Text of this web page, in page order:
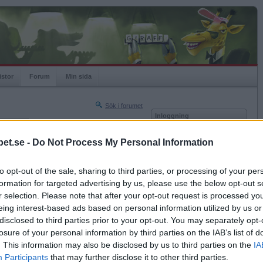
- Do Not Process My Personal Information
opt-out of the sale, sharing to third parties, or processing of your
for targeted advertising by us, please use the below opt-out
selection. Please note that after your opt-out request is processed
interest-based ads based on personal information utilized by us
to third parties prior to your opt-out. You may separately
of your personal information by third parties on the IAB’s list of
This information may also be disclosed by us to third parties on the
Participants that may further disclose it to other third parties.
Forum Min sida
Sök i forumet
Nästa sida »
2011-06-16 10:16
Inloggning
Kom ihåg mig
Glömt ditt lösenord?
Få ny aktiveringslänk
Betapet är gratis!